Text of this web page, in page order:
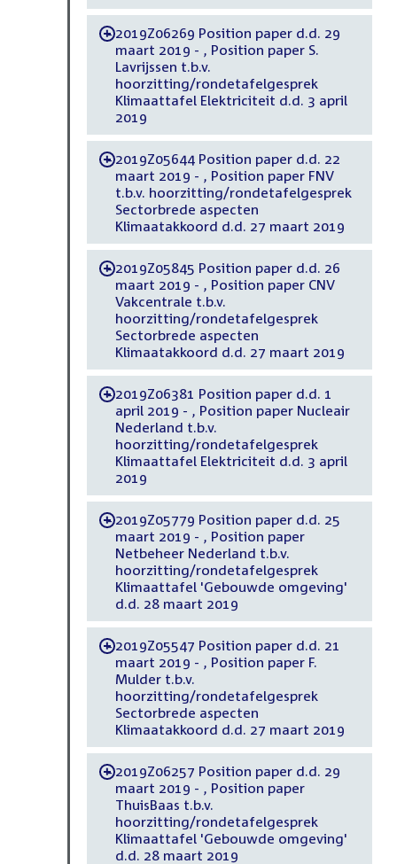
-2019Z06269 Position paper d.d. 29
maart 2019 - , Position paper S.
Lavrijssen t.b.v.
hoorzitting/rondetafelgesprek
Klimaattafel Elektriciteit d.d. 3 april
2019
-2019Z05644 Position paper d.d. 22
maart 2019 - , Position paper FNV
t.b.v. hoorzitting/rondetafelgesprek
Sectorbrede aspecten
Klimaatakkoord d.d. 27 maart 2019
-2019Z05845 Position paper d.d. 26
maart 2019 - , Position paper CNV
Vakcentrale t.b.v.
hoorzitting/rondetafelgesprek
Sectorbrede aspecten
Klimaatakkoord d.d. 27 maart 2019
-2019Z06381 Position paper d.d. 1
april 2019 - , Position paper Nucleair
Nederland t.b.v.
hoorzitting/rondetafelgesprek
Klimaattafel Elektriciteit d.d. 3 april
2019
-2019Z05779 Position paper d.d. 25
maart 2019 - , Position paper
Netbeheer Nederland t.b.v.
hoorzitting/rondetafelgesprek
Klimaattafel 'Gebouwde omgeving'
d.d. 28 maart 2019
-2019Z05547 Position paper d.d. 21
maart 2019 - , Position paper F.
Mulder t.b.v.
hoorzitting/rondetafelgesprek
Sectorbrede aspecten
Klimaatakkoord d.d. 27 maart 2019
-2019Z06257 Position paper d.d. 29
maart 2019 - , Position paper
ThuisBaas t.b.v.
hoorzitting/rondetafelgesprek
Klimaattafel 'Gebouwde omgeving'
d.d. 28 maart 2019